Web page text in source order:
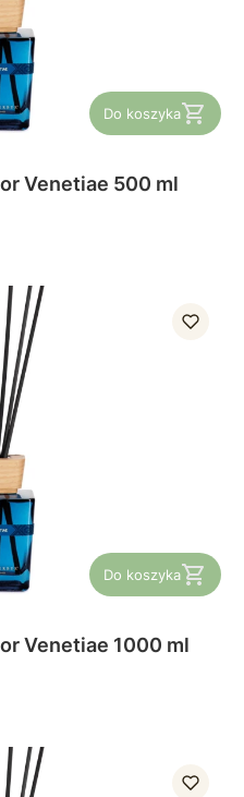
Do koszyka
Venetiae 500 ml
Do koszyka
Venetiae 1000 ml